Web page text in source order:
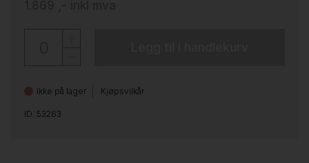
Ikke på lager Kjøpsvilkår
ID: 53263